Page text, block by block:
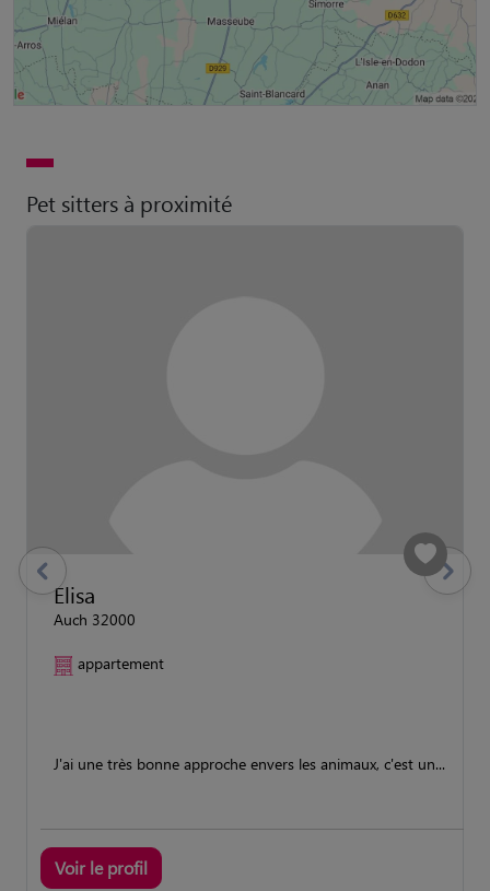
Pet sitters à proximité
Elisa
Auch 32000
appartement
J'ai une très bonne approche envers les animaux, c'est un...
Voir le profil
previous Suivant